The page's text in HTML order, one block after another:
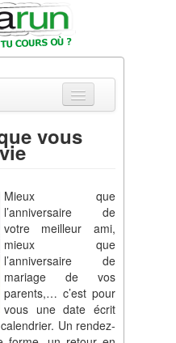
vous
Mieux que
l’anniversaire de
votre meilleur ami,
mieux que
l’anniversaire de
mariage de vos
parents,… c’est pour
vous une date écrit
Un rendez-